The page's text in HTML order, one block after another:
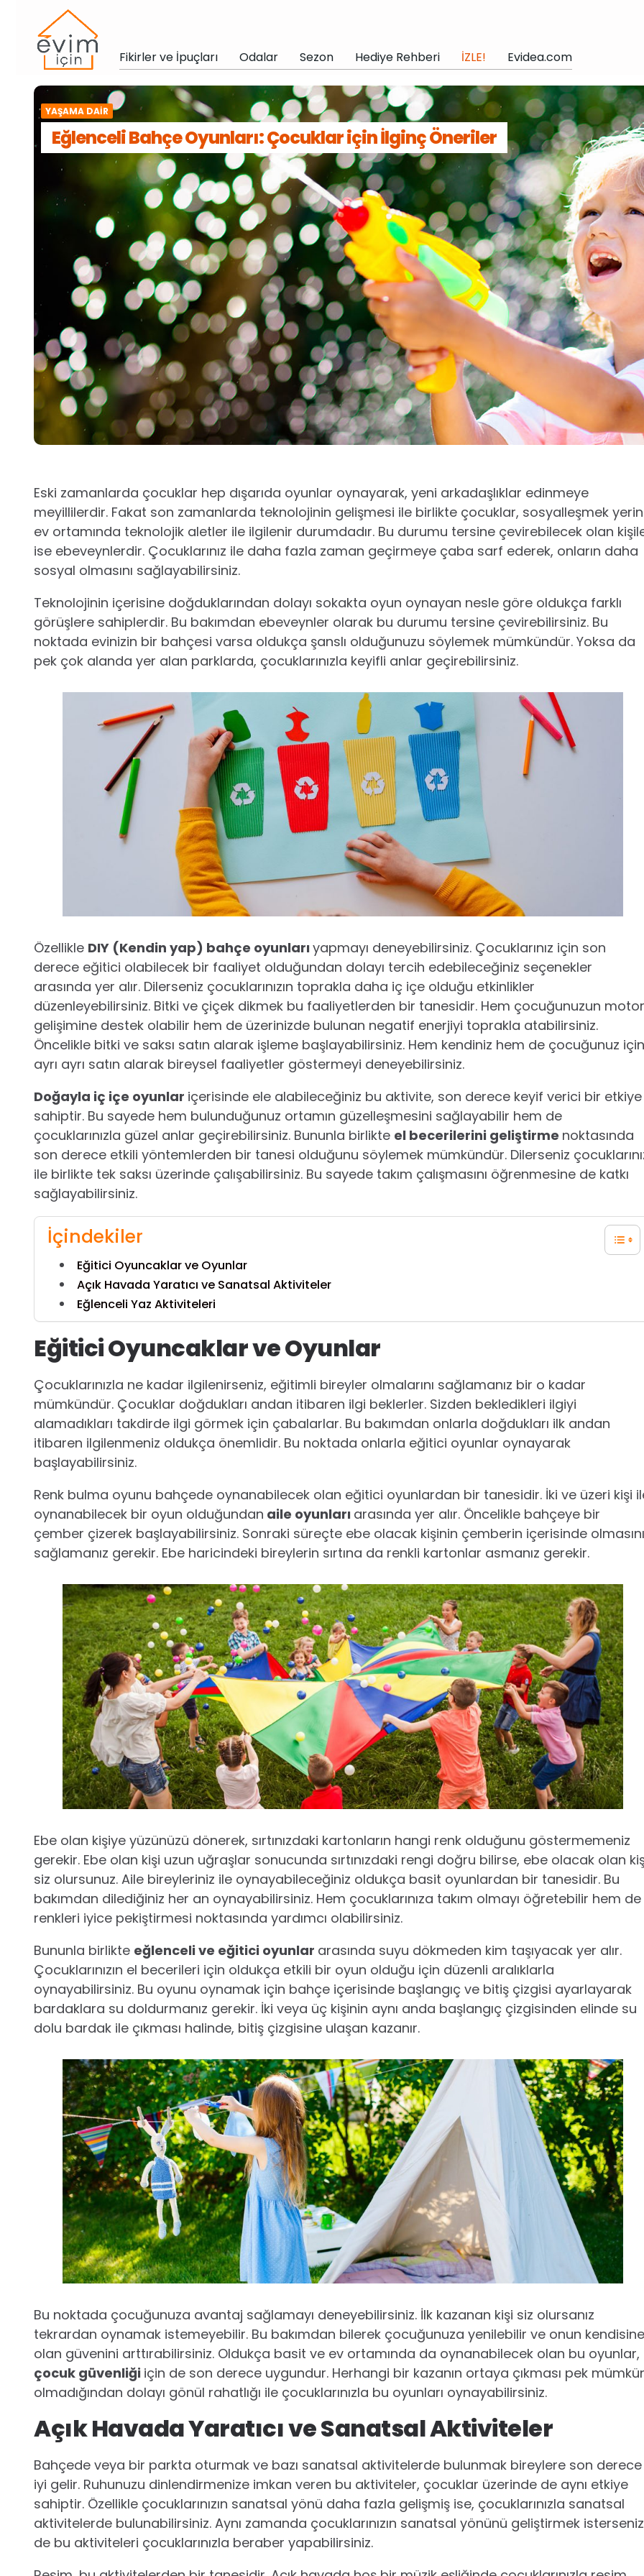
Fikirler ve İpuçları Odalar Sezon Hediye Rehberi İZLE! Evidea.com
YAŞAMA DAIR
Eğlenceli Bahçe Oyunları: Çocuklar için İlginç Öneriler
Eski zamanlarda çocuklar hep dışarıda oyunlar oynayarak, yeni arkadaşlıklar edinmeye
meyillilerdir. Fakat son zamanlarda teknolojinin gelişmesi ile birlikte çocuklar, sosyalleşmek
ev ortamında teknolojik aletler ile ilgilenir durumdadır. Bu durumu tersine çevirebilecek olan
ise ebeveynlerdir. Çocuklarınız ile daha fazla zaman geçirmeye çaba sarf ederek, onların daha
sosyal olmasını sağlayabilirsiniz.
Teknolojinin içerisine doğduklarından dolayı sokakta oyun oynayan nesle göre oldukça farklı
görüşlere sahiplerdir. Bu bakımdan ebeveynler olarak bu durumu tersine çevirebilirsiniz. Bu
noktada evinizin bir bahçesi varsa oldukça şanslı olduğunuzu söylemek mümkündür. Yoksa da
pek çok alanda yer alan parklarda, çocuklarınızla keyifli anlar geçirebilirsiniz.
Özellikle DIY (Kendin yap) bahçe oyunlarıyapmayı deneyebilirsiniz. Çocuklarınız için son
derece eğitici olabilecek bir faaliyet olduğundan dolayı tercih edebileceğiniz seçenekler
arasında yer alır. Dilerseniz çocuklarınızın toprakla daha iç içe olduğu etkinlikler
düzenleyebilirsiniz. Bitki ve çiçek dikmek bu faaliyetlerden bir tanesidir. Hem çocuğunuzun motor
gelişimine destek olabilir hem de üzerinizde bulunan negatif enerjiyi toprakla atabilirsiniz.
Öncelikle bitki ve saksı satın alarak işleme başlayabilirsiniz. Hem kendiniz hem de çocuğunuz için
ayrı ayrı satın alarak bireysel faaliyetler göstermeyi deneyebilirsiniz.
Doğayla iç içe oyunlar içerisinde ele alabileceğiniz bu aktivite, son derece keyif verici bir etkiye
sahiptir. Bu sayede hem bulunduğunuz ortamın güzelleşmesini sağlayabilir hem de
çocuklarınızla güzel anlar geçirebilirsiniz. Bununla birlikte el becerilerini geliştirme noktasında
son derece etkili yöntemlerden bir tanesi olduğunu söylemek mümkündür. Dilerseniz
ile birlikte tek saksı üzerinde çalışabilirsiniz. Bu sayede takım çalışmasını öğrenmesine de katkı
sağlayabilirsiniz.
İçindekiler
Eğitici Oyuncaklar ve Oyunlar
Açık Havada Yaratıcı ve Sanatsal Aktiviteler
Eğlenceli Yaz Aktiviteleri
Eğitici Oyuncaklar ve Oyunlar
Çocuklarınızla ne kadar ilgilenirseniz, eğitimli bireyler olmalarını sağlamanız bir o kadar
mümkündür. Çocuklar doğdukları andan itibaren ilgi beklerler. Sizden bekledikleri ilgiyi
alamadıkları takdirde ilgi görmek için çabalarlar. Bu bakımdan onlarla doğdukları ilk andan
itibaren ilgilenmeniz oldukça önemlidir. Bu noktada onlarla eğitici oyunlar oynayarak
başlayabilirsiniz.
Renk bulma oyunu bahçede oynanabilecek olan eğitici oyunlardan bir tanesidir. İki ve üzeri kişi
oynanabilecek bir oyun olduğundan aile oyunları arasında yer alır. Öncelikle bahçeye bir
çember çizerek başlayabilirsiniz. Sonraki süreçte ebe olacak kişinin çemberin içerisinde olmasını
sağlamanız gerekir. Ebe haricindeki bireylerin sırtına da renkli kartonlar asmanız gerekir.
Ebe olan kişiye yüzünüzü dönerek, sırtınızdaki kartonların hangi renk olduğunu göstermemeniz
gerekir. Ebe olan kişi uzun uğraşlar sonucunda sırtınızdaki rengi doğru bilirse, ebe olacak olan
siz olursunuz. Aile bireyleriniz ile oynayabileceğiniz oldukça basit oyunlardan bir tanesidir. Bu
bakımdan dilediğiniz her an oynayabilirsiniz. Hem çocuklarınıza takım olmayı öğretebilir hem de
renkleri iyice pekiştirmesi noktasında yardımcı olabilirsiniz.
Bununla birlikte eğlenceli ve eğitici oyunlar arasında suyu dökmeden kim taşıyacak yer alır.
Çocuklarınızın el becerileri için oldukça etkili bir oyun olduğu için düzenli aralıklarla
oynayabilirsiniz. Bu oyunu oynamak için bahçe içerisinde başlangıç ve bitiş çizgisi ayarlayarak
bardaklara su doldurmanız gerekir. İki veya üç kişinin aynı anda başlangıç çizgisinden elinde su
dolu bardak ile çıkması halinde, bitiş çizgisine ulaşan kazanır.
Bu noktada çocuğunuza avantaj sağlamayı deneyebilirsiniz. İlk kazanan kişi siz olursanız
tekrardan oynamak istemeyebilir. Bu bakımdan bilerek çocuğunuza yenilebilir ve onun kendisine
olan güvenini arttırabilirsiniz. Oldukça basit ve ev ortamında da oynanabilecek olan bu oyunlar,
çocuk güvenliği için de son derece uygundur. Herhangi bir kazanın ortaya çıkması pek
olmadığından dolayı gönül rahatlığı ile çocuklarınızla bu oyunları oynayabilirsiniz.
Açık Havada Yaratıcı ve Sanatsal Aktiviteler
Bahçede veya bir parkta oturmak ve bazı sanatsal aktivitelerde bulunmak bireylere son derece
iyi gelir. Ruhunuzu dinlendirmenize imkan veren bu aktiviteler, çocuklar üzerinde de aynı etkiye
sahiptir. Özellikle çocuklarınızın sanatsal yönü daha fazla gelişmiş ise, çocuklarınızla sanatsal
aktivitelerde bulunabilirsiniz. Aynı zamanda çocuklarınızın sanatsal yönünü geliştirmek isterseniz
de bu aktiviteleri çocuklarınızla beraber yapabilirsiniz.